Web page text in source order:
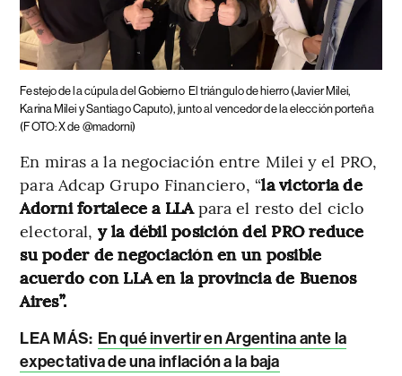
Festejo de la cúpula del Gobierno El triángulo de hierro (Javier Milei,
Karina Milei y Santiago Caputo), junto al vencedor de la elección porteña
(FOTO: X de @madorni)
En miras a la negociación entre Milei y el PRO,
para Adcap Grupo Financiero, “la victoria de
Adorni fortalece a LLApara el resto del ciclo
electoral, y la débil posición del PRO reduce
su poder de negociación en un posible
acuerdo con LLA en la provincia de Buenos
Aires”.
LEA MÁS: En qué invertir en Argentina ante la
expectativa de una inflación a la baja